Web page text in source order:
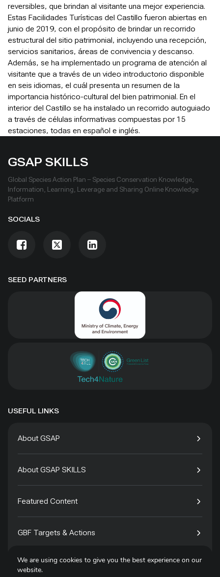
reversibles, que brindan al visitante una mejor experiencia.
Estas Facilidades Turísticas del Castillo fueron abiertas en
junio de 2019, con el propósito de brindar un recorrido
estructural del sitio patrimonial, incluyendo una recepción,
servicios sanitarios, áreas de convivencia y descanso.
Además, se ha implementado un programa de atención al
visitante que a través de un video introductorio disponible
en seis idiomas, el cuál presenta un resumen de la
importancia histórico-cultural del bien patrimonial. En el
interior del Castillo se ha instalado un recorrido autoguiado
a través de células informativas compuestas por 15
estaciones, todas en español e inglés.
SEED PARTNERS
GSAP SKILLS
Global Species Action Plan – Species Conservation Knowledge,
Information, Learning, Leverage and Sharing Online Knowledge
Platform
SOCIALS
USEFUL LINKS
About GSAP
About GSAP SKILLS
Featured Content
GBF Targets & Actions
Tech4Species
We are using cookies to give you the best experience on our
website.